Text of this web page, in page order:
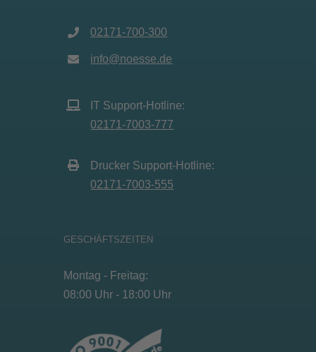
02171-700-300
info@noesse.de
IT Support-Hotline:
02171-7003-777
Drucker Support-Hotline:
02171-7003-555
GESCHÄFTSZEITEN
Montag - Freitag:
08:00 Uhr - 18:00 Uhr